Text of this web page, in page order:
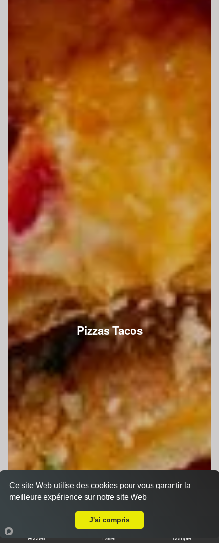
Pizzas Tacos
Accueil Panier Compte
Ce site Web utilise des cookies pour vous garantir la
meilleure expérience sur notre site Web
J'ai compris